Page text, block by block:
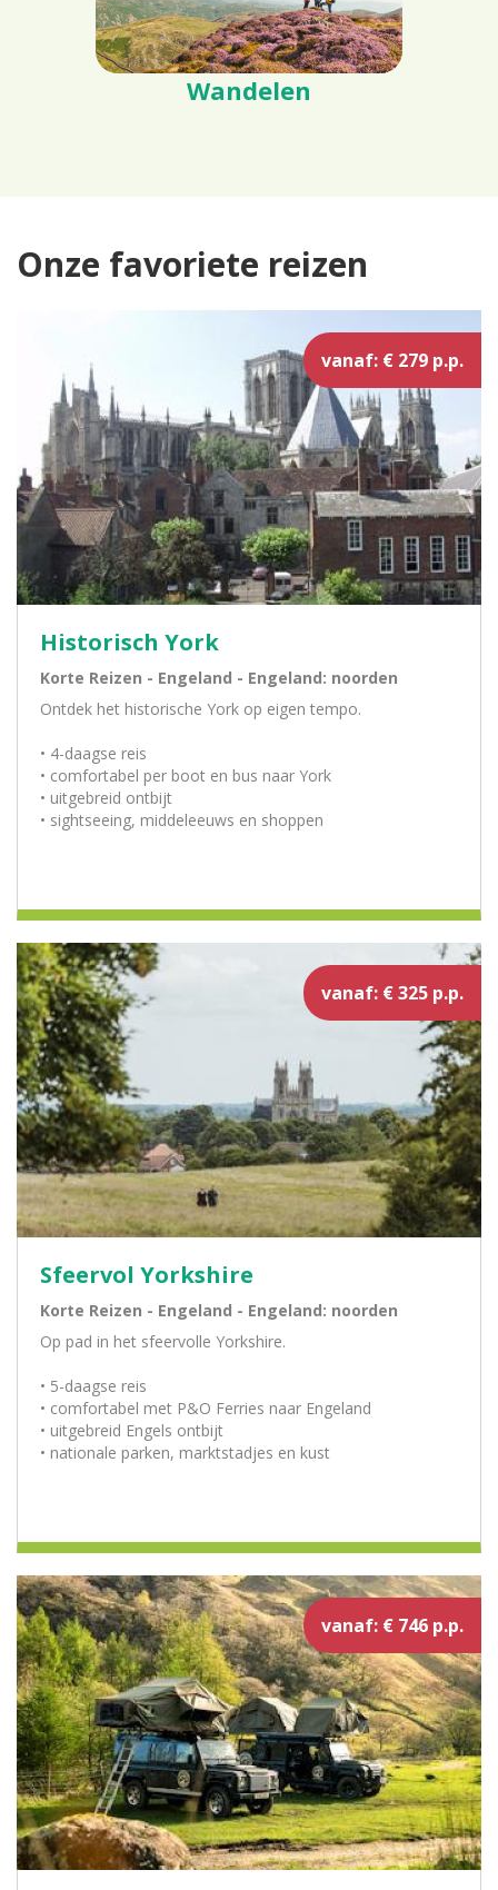
Wandelen
Onze favoriete reizen
vanaf: € 279 p.p.
Historisch York
Korte Reizen - Engeland - Engeland: noorden
Ontdek het historische York op eigen tempo.
• 4-daagse reis
• comfortabel per boot en bus naar York
• uitgebreid ontbijt
• sightseeing, middeleeuws en shoppen
vanaf: € 325 p.p.
Sfeervol Yorkshire
Korte Reizen - Engeland - Engeland: noorden
Op pad in het sfeervolle Yorkshire.
• 5-daagse reis
• comfortabel met P&O Ferries naar Engeland
• uitgebreid Engels ontbijt
• nationale parken, marktstadjes en kust
vanaf: € 746 p.p.